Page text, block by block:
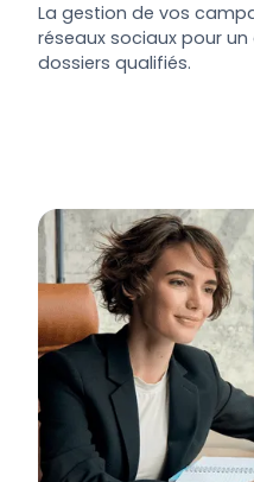
La gestion de vos
réseaux sociaux pour
dossiers qualifiés.